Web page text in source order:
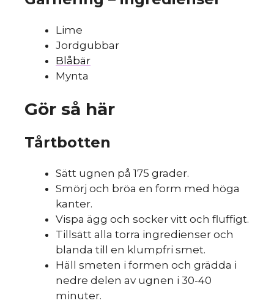
Lime
Jordgubbar
Blåbär
Mynta
Gör så här
Tårtbotten
Sätt ugnen på 175 grader.
Smörj och bröa en form med höga
kanter.
Vispa ägg och socker vitt och fluffigt.
Tillsätt alla torra ingredienser och
blanda till en klumpfri smet.
Häll smeten i formen och grädda i
nedre delen av ugnen i 30-40
minuter.